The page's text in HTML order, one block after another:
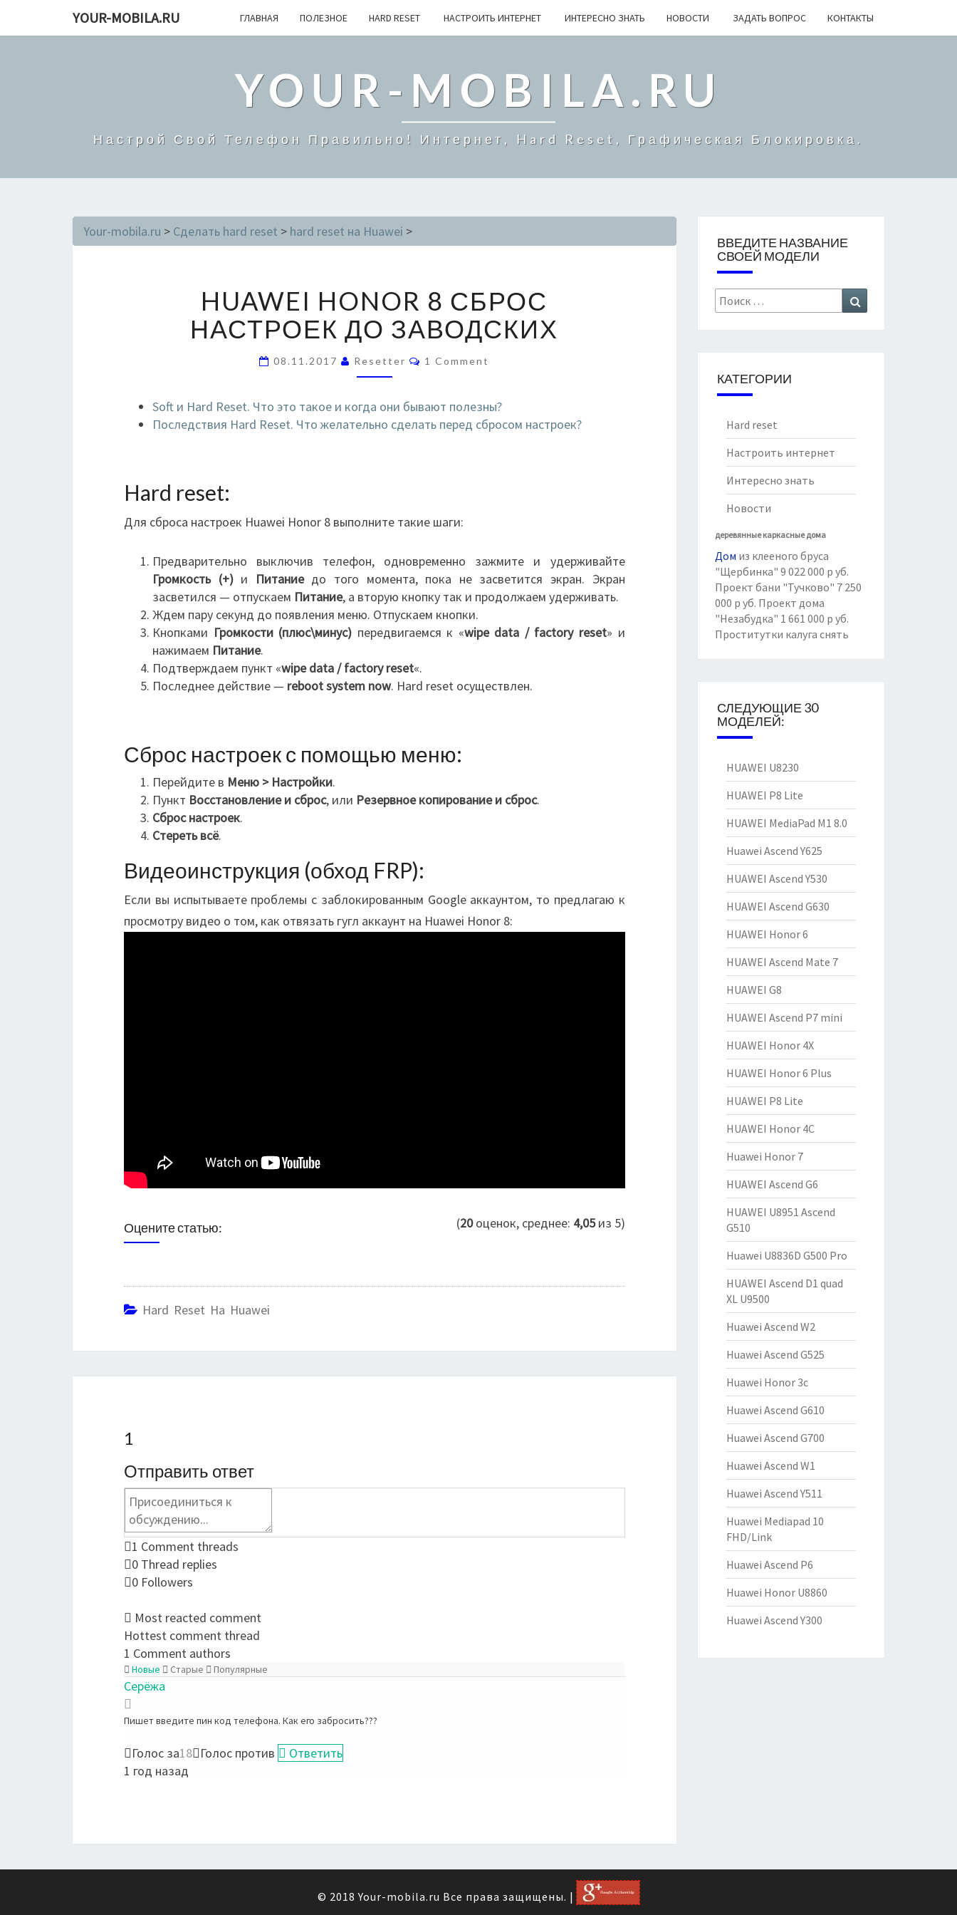
YOUR-MOBILA.RU ГЛАВНАЯ ПОЛЕЗНОЕ HARD RESET НАСТРОИТЬ ИНТЕРНЕТ ИНТЕРЕСНО ЗНАТЬ НОВОСТИ ЗАДАТЬ ВОПРОС КОНТАКТЫ
YOUR-MOBILA.RU
Настрой Свой Телефон Правильно! Интернет, Hard Reset, Графическая Блокировка.
Your-mobila.ru > Сделать hard reset > hard reset на Huawei >
U
A
W
O
N
HUAWEI HONOR 8 СБРОС
НАСТРОЕК ДО ЗАВОДСКИХ
08.11.2017 Resetter
C
O
N
T
S
1 Comment
Soft и Hard Reset. Что это такое и когда они бывают полезны?
Последствия Hard Reset. Что желательно сделать перед сбросом настроек?
Hard reset:
Для сброса настроек Huawei Honor 8 выполните такие шаги:
Предварительно выключив телефон, одновременно зажмите и удерживайте
Громкость (+)и Питаниедо того момента, пока не засветится экран. Экран
засветился — отпускаем Питание, а вторую кнопку так и продолжаем удерживать.
Ждем пару секунд до появления меню. Отпускаем кнопки.
Кнопками Громкости (плюс\минус) передвигаемся к «wipe data / factory reset» и
нажимаем Питание.
Подтверждаем пункт «wipe data / factory reset«.
Последнее действие — reboot system now. Hard reset осуществлен.
Сброс настроек с помощью меню:
Перейдите в Меню > Настройки.
Пункт Восстановление и сброс, или Резервное копирование и сброс.
Сброс настроек.
Стереть всё.
Видеоинструкция (обход FRP):
Если вы испытываете проблемы с заблокированным Google аккаунтом, то предлагаю к
просмотру видео о том, как отвязать гугл аккаунт на Huawei Honor 8:
Оцените статью: (20оценок, среднее: 4,05из 5)
Hard Reset На Huawei
1
Отправить ответ
1 Comment threads
0 Thread replies
0 Followers
Most reacted comment
Hottest comment thread
1 Comment authors
Новые Старые Популярные
Серёжа
Пишет введите пин код телефона. Как его забросить???
Голос за18 Голос против
Ответить
1 год назад
ВВЕДИТЕ НАЗВАНИЕ
СВОЕЙ МОДЕЛИ
Search
for:
КАТЕГОРИИ
Hard reset
Настроить интернет
Интересно знать
Новости
деревянные каркасные дома
Дом из клееного бруса
"Щербинка" 9 022 000 р уб.
Проект бани "Тучково" 7 250
000 р уб. Проект дома
"Незабудка" 1 661 000 р уб.
Проститутки калуга снять
СЛЕДУЮЩИЕ 30
МОДЕЛЕЙ:
HUAWEI U8230
HUAWEI P8 Lite
HUAWEI MediaPad M1 8.0
Huawei Ascend Y625
HUAWEI Ascend Y530
HUAWEI Ascend G630
HUAWEI Honor 6
HUAWEI Ascend Mate 7
HUAWEI G8
HUAWEI Ascend P7 mini
HUAWEI Honor 4X
HUAWEI Honor 6 Plus
HUAWEI P8 Lite
HUAWEI Honor 4C
Huawei Honor 7
HUAWEI Ascend G6
HUAWEI U8951 Ascend
G510
Huawei U8836D G500 Pro
HUAWEI Ascend D1 quad
XL U9500
Huawei Ascend W2
Huawei Ascend G525
Huawei Honor 3c
Huawei Ascend G610
Huawei Ascend G700
Huawei Ascend W1
Huawei Ascend Y511
Huawei Mediapad 10
FHD/Link
Huawei Ascend P6
Huawei Honor U8860
Huawei Ascend Y300
© 2018Your-mobila.ru Все права защищены. |